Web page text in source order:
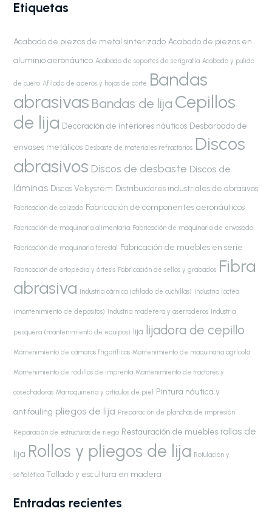
Etiquetas
Acabado de piezas de metal sinterizado Acabado de piezas en
aluminio aeronáutico Acabado de soportes de serigrafía Acabado y pulido
de cuero Afilado de aperos y hojas de corte Bandas
abrasivas Bandas de lija Cepillos
de lija Decoración de interiores náuticos Desbarbado de
envases metálicos Desbaste de materiales refractarios Discos
abrasivos Discos de desbaste Discos de
láminas Discos Velsystem Distribuidores industriales de abrasivos
Fabricación de calzado Fabricación de componentes aeronáuticos
Fabricación de maquinaria alimentaria Fabricación de maquinaria de envasado
Fabricación de maquinaria forestal Fabricación de muebles en serie
Fabricación de ortopedia y órtesis Fabricación de sellos y grabados Fibra
abrasiva Industria cárnica (afilado de cuchillas) Industria láctea
(mantenimiento de depósitos) Industria maderera y aserraderos Industria
pesquera (mantenimiento de equipos) lija lijadora de cepillo
Mantenimiento de cámaras frigoríficas Mantenimiento de maquinaria agrícola
Mantenimiento de rodillos de imprenta Mantenimiento de tractores y
cosechadoras Marroquinería y artículos de piel Pintura náutica y
antifouling pliegos de lija Preparación de planchas de impresión
Reparación de estructuras de riego Restauración de muebles rollos de
lija Rollos y pliegos de lija Rotulación y
señalética Tallado y escultura en madera
Entradas recientes